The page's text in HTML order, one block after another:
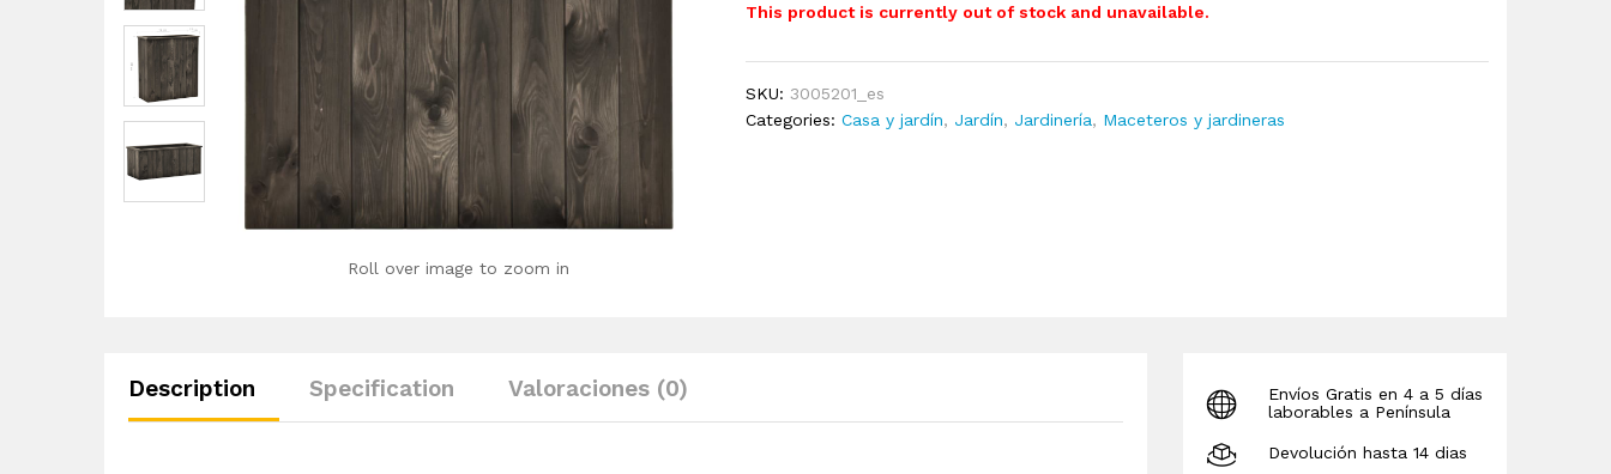
Roll over image to zoom in
This product is currently out of stock and unavailable.
SKU:3005201_es
Categories:Casa y jardín, Jardín, Jardinería, Maceteros y jardineras
Description Specification Valoraciones (0)
Envíos Gratis en 4 a 5 días
laborables a Península
Devolución hasta 14 dias